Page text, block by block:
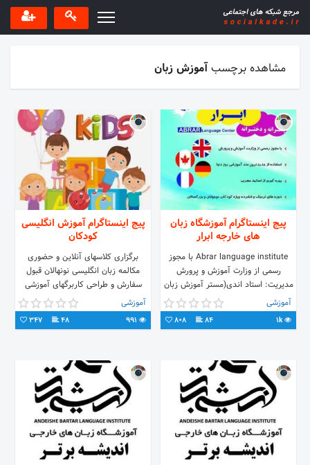
مشاهده برچسبآموزش زبان
پیج اینستاگرام آموزشگاه زبان
های خارجه ابرار
Abrar language institute با مجوز
رسمی از وزارت آموزش و پرورش
مدیریت: استاد اندی(مستر آموزش زبان
انگلیسی) ساری کوی سنگ کوچه
میرجانی_ 📱09111566451
آموزشی
1k
84
808
پیج اینستاگرام آموزش انگلیسی
کودکان
برگزاری کلاسهای آنلاین و حضوری
مکالمه زبان انگلیسی نونهالان قبول
سفارش و طراحی کاربرگهای آموزشی
انگلیسی کودکان ،ترجمه و تهیه کتاب
های انگلیسی کودکان
آموزشی
48
347